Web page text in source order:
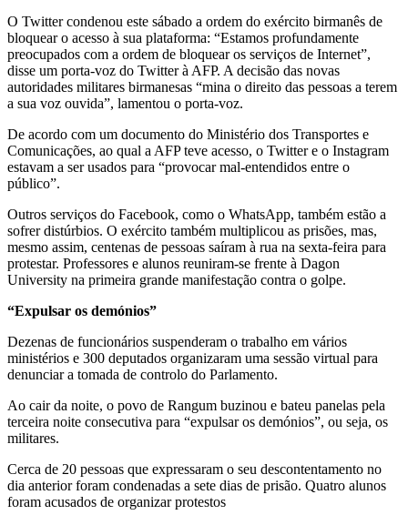
O Twitter condenou este sábado a ordem do exército birmanês de
bloquear o acesso à sua plataforma: “Estamos profundamente
preocupados com a ordem de bloquear os serviços de Internet”,
disse um porta-voz do Twitter à AFP. A decisão das novas
autoridades militares birmanesas “mina o direito das pessoas a terem
a sua voz ouvida”, lamentou o porta-voz.
De acordo com um documento do Ministério dos Transportes e
Comunicações, ao qual a AFP teve acesso, o Twitter e o Instagram
estavam a ser usados para “provocar mal-entendidos entre o
público”.
Outros serviços do Facebook, como o WhatsApp, também estão a
sofrer distúrbios. O exército também multiplicou as prisões, mas,
mesmo assim, centenas de pessoas saíram à rua na sexta-feira para
protestar. Professores e alunos reuniram-se frente à Dagon
University na primeira grande manifestação contra o golpe.
“Expulsar os demónios”
Dezenas de funcionários suspenderam o trabalho em vários
ministérios e 300 deputados organizaram uma sessão virtual para
denunciar a tomada de controlo do Parlamento.
Ao cair da noite, o povo de Rangum buzinou e bateu panelas pela
terceira noite consecutiva para “expulsar os demónios”, ou seja, os
militares.
Cerca de 20 pessoas que expressaram o seu descontentamento no
dia anterior foram condenadas a sete dias de prisão. Quatro alunos
foram acusados de organizar protestos